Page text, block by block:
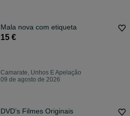
Mala nova com etiqueta
15 €
Camarate, Unhos E Apelação
09 de agosto de 2026
DVD’s Filmes Originais